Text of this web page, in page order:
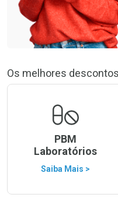
Os melhores
PBM
Laboratórios
Saiba Mais >